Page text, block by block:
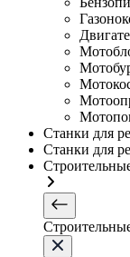
Станки для
Станки для